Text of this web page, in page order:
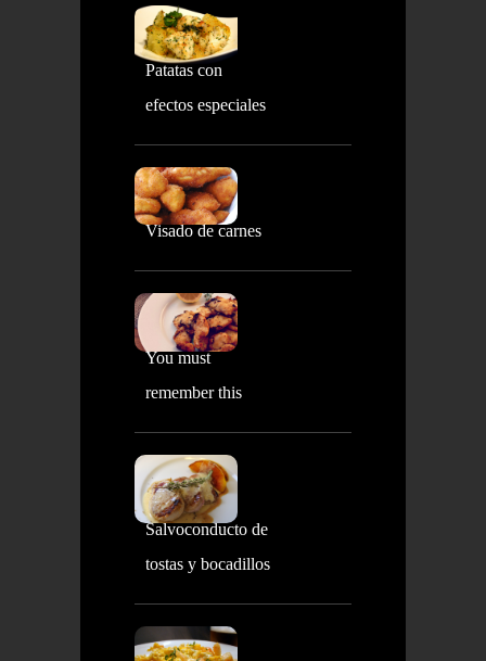
Patatas con
efectos especiales
Visado de carnes
You must
remember this
Salvoconducto de
tostas y bocadillos